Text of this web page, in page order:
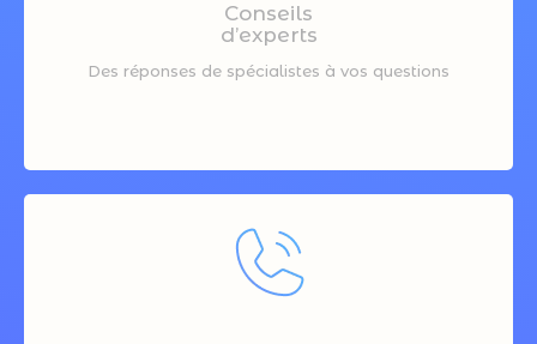
Conseils
d’experts
Des réponses de spécialistes à vos questions